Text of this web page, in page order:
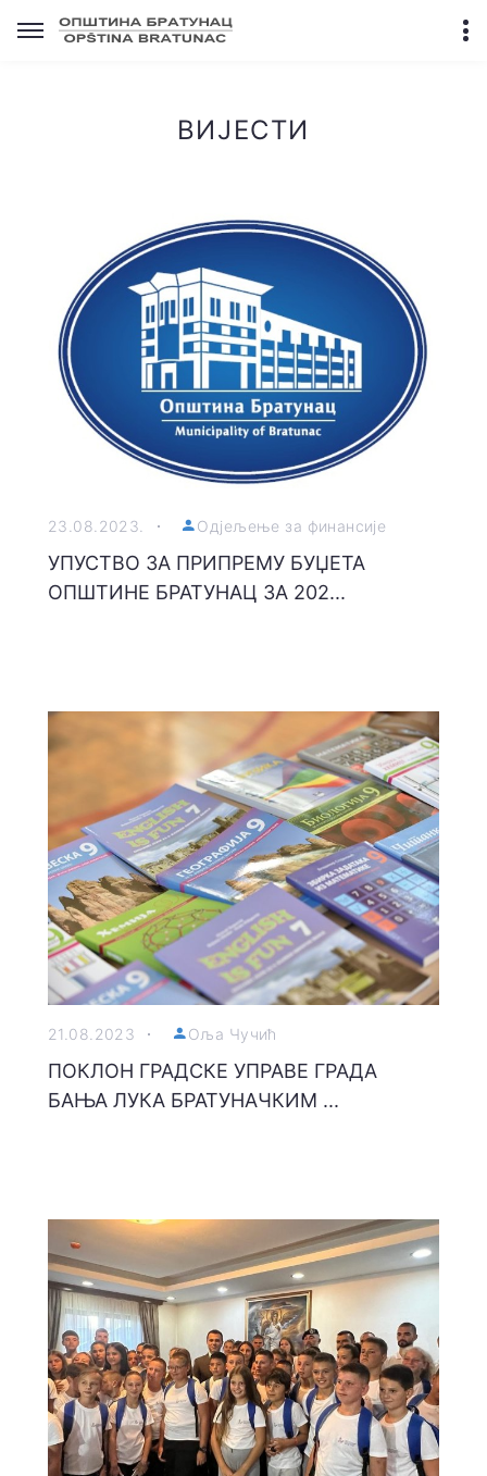
ВИЈЕСТИ
23.08.2023. Одјељење за финансије
УПУСТВО ЗА ПРИПРЕМУ БУЏЕТА
ОПШТИНЕ БРАТУНАЦ ЗА 202...
21.08.2023 Оља Чучић
ПОКЛОН ГРАДСКЕ УПРАВЕ ГРАДА
БАЊА ЛУКА БРАТУНАЧКИМ ...